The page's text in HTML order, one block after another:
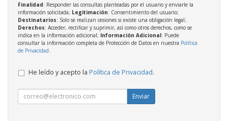
Finalidad: Responder las consultas planteadas por el usuario y enviarle la
información solicitada; Legitimación: Consentimiento del usuario;
Destinatarios: Solo se realizan cesiones si existe una obligación legal;
Derechos: Acceder, rectificar y suprimir, así como otros derechos, como se
indica en la información adicional; Información Adicional: Puede
consultar la información completa de Protección de Datos en nuestra Política
de Privacidad.
He leído y acepto la Política de Privacidad.
Enviar